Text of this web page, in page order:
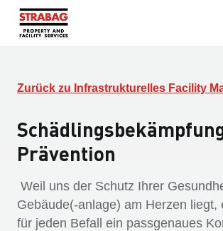
Zurück zu Infrastrukturelles Facility
Prävention
Weil uns der Schutz Ihrer
Gebäude(-anlage) am Herzen liegt,
für jeden Befall ein passgenaues